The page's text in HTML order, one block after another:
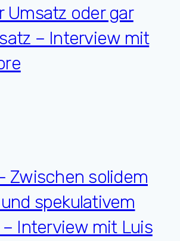
Umsatz oder gar
– Interview mit
Zwischen solidem
spekulativem
Interview mit Luis